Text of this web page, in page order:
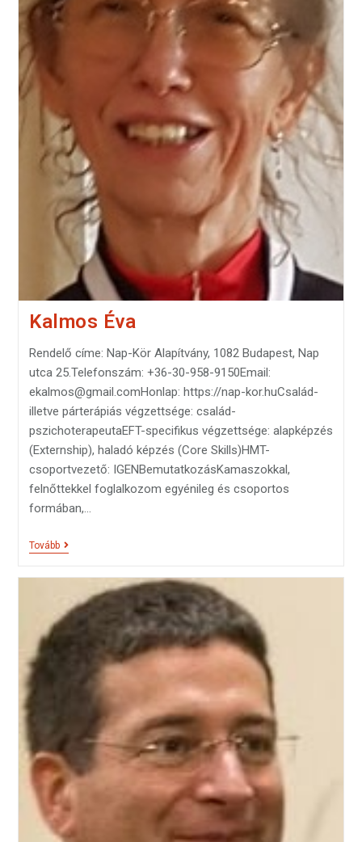
Kalmos Éva
Rendelő címe: Nap-Kör Alapítvány, 1082 Budapest, Nap
utca 25.Telefonszám: +36-30-958-9150Email:
ekalmos@gmail.comHonlap: https://nap-kor.huCsalád-
illetve párterápiás végzettsége: család-
pszichoterapeutaEFT-specifikus végzettsége: alapképzés
(Externship), haladó képzés (Core Skills)HMT-
csoportvezető: IGENBemutatkozásKamaszokkal,
felnőttekkel foglalkozom egyénileg és csoportos
formában,…
Tovább